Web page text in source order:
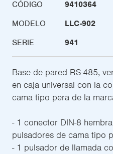
CÓDIGO
9410364
MODELO
LLC-902
SERIE
941
Base de pared RS-485,
en caja universal con la
cama tipo pera de la
- 1 conector DIN-8
pulsadores de cama tipo
- 1 pulsador de llamada